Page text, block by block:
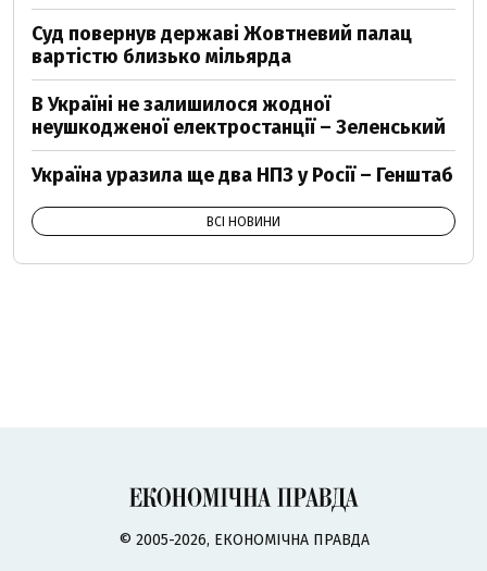
Суд повернув державі Жовтневий палац
вартістю близько мільярда
В Україні не залишилося жодної
неушкодженої електростанції – Зеленський
Україна уразила ще два НПЗ у Росії – Генштаб
ВСІ НОВИНИ
© 2005-2026, ЕКОНОМІЧНА ПРАВДА